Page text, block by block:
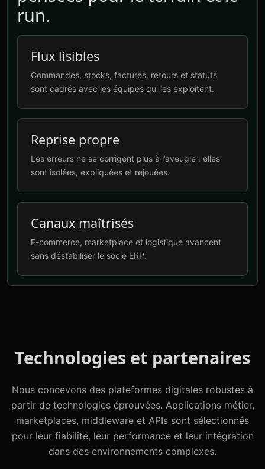
run.
Flux lisibles
Commandes, stocks, factures, retours et statuts
sont cadrés avec les équipes qui les exploitent.
Reprise propre
Les erreurs ne se corrigent plus à l’aveugle : elles
sont isolées, expliquées et rejouées.
Canaux maîtrisés
E-commerce, marketplace et logistique avancent
sans déstabiliser le socle ERP.
Technologies et partenaires
Nous concevons des plateformes digitales robustes à
partir de technologies éprouvées. Applications métier,
marketplaces, middleware et APIs sont sélectionnés
pour leur fiabilité, leur performance et leur intégration
dans des environnements complexes.